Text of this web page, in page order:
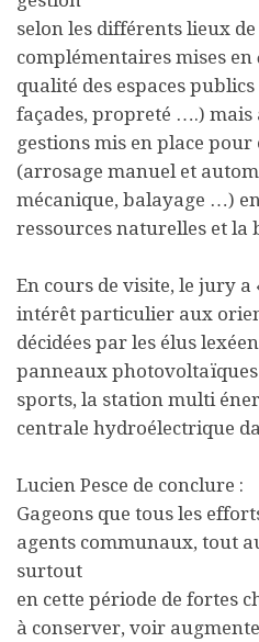
selon les différents lieux
complémentaires mises
qualité des espaces
façades, propreté ….) mais
gestions mis en place
(arrosage manuel et
mécanique, balayage …)
ressources naturelles et la
En cours de visite, le jury
intérêt particulier aux
décidées par les élus
panneaux photovoltaïques
sports, la station multi
centrale hydroélectrique
Lucien Pesce de conclure :
Gageons que tous les
agents communaux, tout
surtout
en cette période de fortes
à conserver, voir